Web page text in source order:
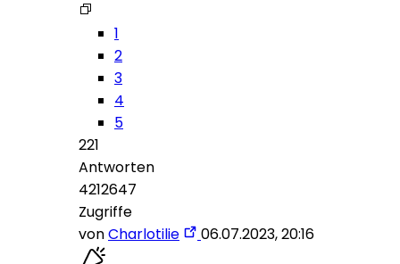
1
2
3
4
5
221
Antworten
4212647
Zugriffe
vonCharlotilie 06.07.2023, 20:16